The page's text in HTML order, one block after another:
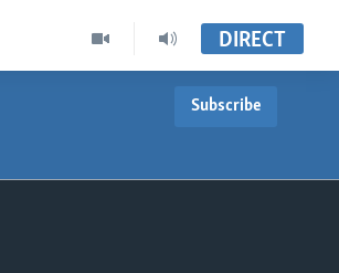
DIRECT
Subscribe